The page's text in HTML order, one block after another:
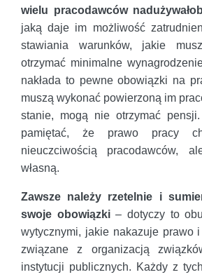
wielu pracodawców
jaką daje im możliwość
stawiania warunków, jakie
otrzymać minimalne
nakłada to pewne obowiązki na
muszą wykonać powierzoną im
stanie, mogą nie otrzymać
pamiętać, że prawo pracy
nieuczciwością pracodawców,
własną.
Zawsze należy rzetelnie i
swoje obowiązki– dotyczy to
wytycznymi, jakie nakazuje prawo
związane z organizacją
instytucji publicznych. Każdy z